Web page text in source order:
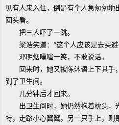
见有人来入住，倒是有个人急匆匆地
回头看。
把三人吓了一跳。
梁浩笑道：“这个人应该是去买避
邓明烟噗嗤一笑，不敢说话。
回来时，她又被陈沐语上下其手
到了卫生间。
几分钟后才回来。
出卫生间时，她仍然抱着枕头，
特，走路小心翼翼。另一只手上，则